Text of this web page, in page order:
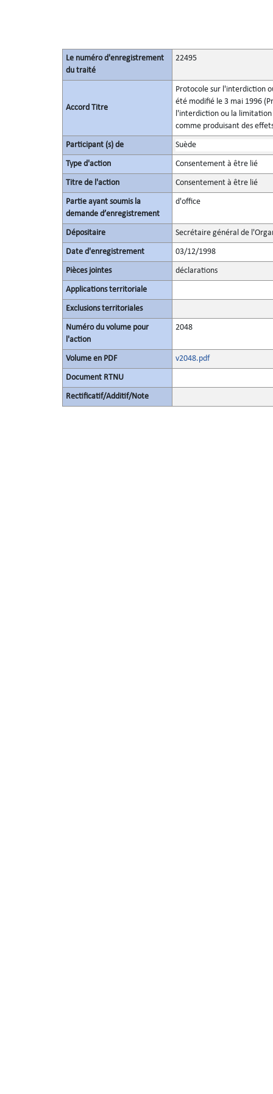
Le numéro d'enregistrement
du traité
22495
Accord Titre
Protocole sur l'interdiction
été modifié le 3 mai 1996
l'interdiction ou la limitation
comme produisant des
Participant (s) de Suède
Type d'action Consentement à être lié
Titre de l'action Consentement à être lié
Partie ayant soumis la
demande d’enregistrement
d'office
Dépositaire Secrétaire général de
Date d'enregistrement 03/12/1998
Pièces jointes déclarations
Applications territoriale
Exclusions territoriales
Numéro du volume pour
l'action
2048
Volume en PDF v2048.pdf
Document RTNU
Rectificatif/Additif/Note